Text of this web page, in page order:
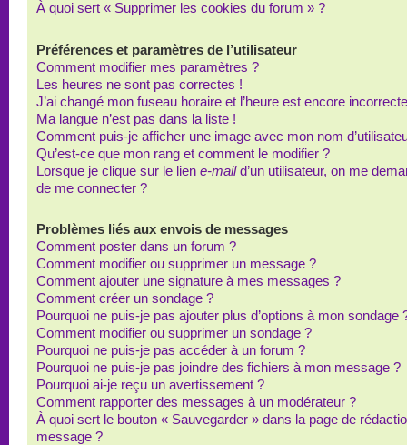
À quoi sert « Supprimer les cookies du forum » ?
Préférences et paramètres de l’utilisateur
Comment modifier mes paramètres ?
Les heures ne sont pas correctes !
J’ai changé mon fuseau horaire et l’heure est encore
Ma langue n’est pas dans la liste !
Comment puis-je afficher une image avec mon nom
Qu’est-ce que mon rang et comment le modifier ?
Lorsque je clique sur le lien e-maild’un utilisateur, on me
de me connecter ?
Problèmes liés aux envois de messages
Comment poster dans un forum ?
Comment modifier ou supprimer un message ?
Comment ajouter une signature à mes messages ?
Comment créer un sondage ?
Pourquoi ne puis-je pas ajouter plus d’options à mon sondage
Comment modifier ou supprimer un sondage ?
Pourquoi ne puis-je pas accéder à un forum ?
Pourquoi ne puis-je pas joindre des fichiers à mon message ?
Pourquoi ai-je reçu un avertissement ?
Comment rapporter des messages à un modérateur ?
À quoi sert le bouton « Sauvegarder » dans la page de
message ?